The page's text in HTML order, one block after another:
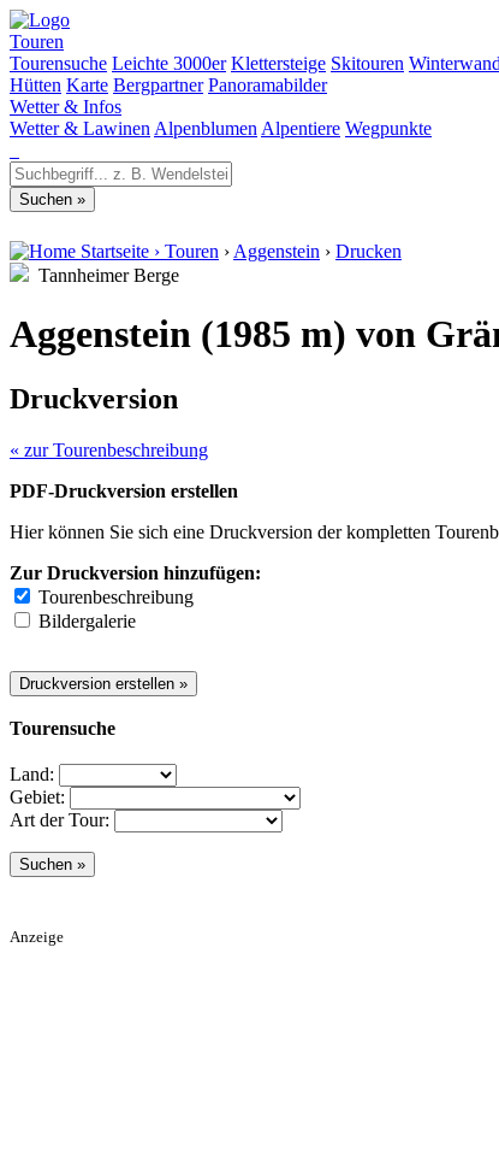
Touren
Tourensuche Leichte 3000er Klettersteige Skitouren
Hütten Karte Bergpartner Panoramabilder
Wetter & Infos
Wetter & Lawinen Alpenblumen Alpentiere Wegpunkte
Startseite › Touren › Aggenstein › Drucken
Tannheimer Berge
Aggenstein (1985 m) von
Druckversion
« zur Tourenbeschreibung
PDF-Druckversion erstellen
Hier können Sie sich eine Druckversion der kompletten
Zur Druckversion hinzufügen:
Tourenbeschreibung
Bildergalerie
Tourensuche
Land:
Gebiet:
Art der Tour:
Anzeige